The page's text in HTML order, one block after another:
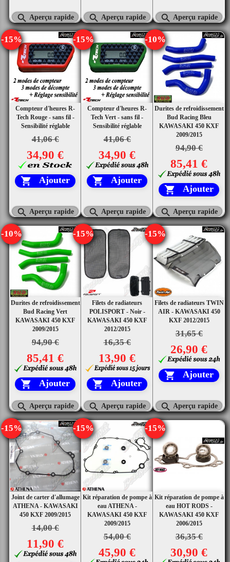
 Aperçu rapide  Aperçu rapide  Aperçu rapide
Compteur d'heures R-
Tech Rouge - sans fil -
Sensibilité réglable
41,06 €
-15%
34,90 €
 Ajouter
 Aperçu rapide
Compteur d'heures R-
Tech Vert - sans fil -
Sensibilité réglable
41,06 €
-15%
34,90 €
 Ajouter
 Aperçu rapide
Durites de refroidissement
Bud Racing Bleu
KAWASAKI 450 KXF
2009/2015
94,90 €
-10%
85,41 €
 Ajouter
 Aperçu rapide
Durites de refroidissement
Bud Racing Vert
KAWASAKI 450 KXF
2009/2015
94,90 €
-10%
85,41 €
 Ajouter
 Aperçu rapide
Filets de radiateurs
POLISPORT - Noir -
KAWASAKI 450 KXF
2012/2015
16,35 €
-15%
13,90 €
 Ajouter
 Aperçu rapide
Filets de radiateurs TWIN
AIR - KAWASAKI 450
KXF 2012/2015
31,65 €
-15%
26,90 €
 Ajouter
 Aperçu rapide
Joint de carter d'allumage
ATHENA - KAWASAKI
450 KXF 2009/2015
14,00 €
-15%
11,90 €
Kit réparation de pompe à
eau ATHENA -
KAWASAKI 450 KXF
2009/2015
54,00 €
-15%
45,90 €
Kit réparation de pompe à
eau HOT RODS -
KAWASAKI 450 KXF
2006/2015
36,35 €
-15%
30,90 €